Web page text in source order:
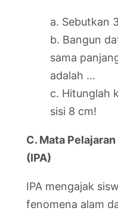
a. Sebutkan
b. Bangun
sama
adalah …
c. Hitunglah
sisi 8 cm!
C. Mata
(IPA)
IPA mengajak
fenomena alam